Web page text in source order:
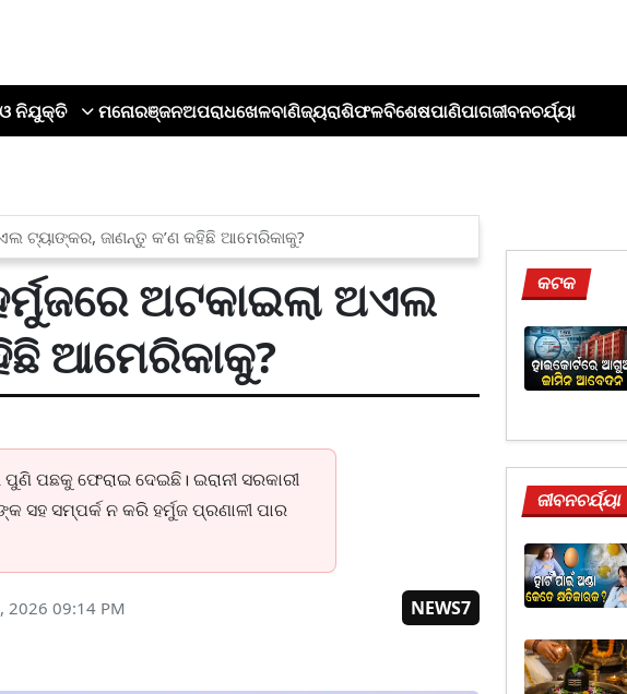
ନିଯୁକ୍ତି ମନୋରଞ୍ଜନଅପରାଧଖେଳବାଣିଜ୍ୟରାଶିଫଳବିଶେଷପାଣିପାଗଜୀବନଚର୍ଯ୍ୟା
ଟ୍ୟାଙ୍କର, ଜାଣନ୍ତୁ କ’ଣ କହିଛି ଆମେରିକାକୁ?
ଅଟକାଇଲା ଅଏଲ
ଆମେରିକାକୁ?
ପଛକୁ ଫେରାଇ ଦେଇଛି। ଇରାନୀ ସରକାରୀ
ସହ ସମ୍ପର୍କ ନ କରି ହର୍ମୁଜ ପ୍ରଣାଳୀ ପାର
2026 09:14 PM
NEWS7
କଟକ
ଜୀବନଚର୍ଯ୍ୟା